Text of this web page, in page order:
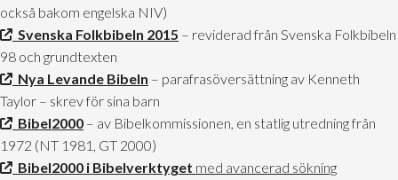
också bakom engelska NIV)
Svenska Folkbibeln 2015 – reviderad från Svenska Folkbibeln
98 och grundtexten
Nya Levande Bibeln – parafrasöversättning av Kenneth
Taylor – skrev för sina barn
Bibel2000 – av Bibelkommissionen, en statlig utredning från
1972 (NT 1981, GT 2000)
Bibel2000 i Bibelverktyget med avancerad sökning